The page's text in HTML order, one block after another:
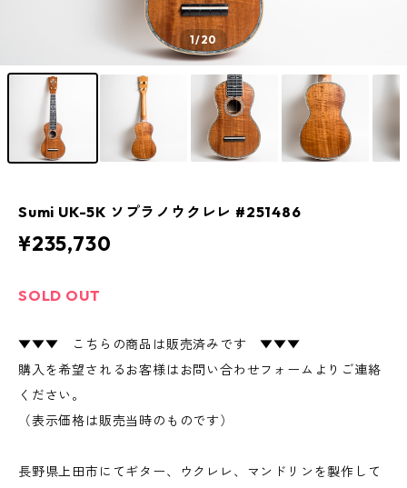
1/20
Sumi UK-5K ソプラノウクレレ #251486
¥235,730
SOLD OUT
▼▼▼ こちらの商品は販売済みです ▼▼▼
購入を希望されるお客様はお問い合わせフォームよりご連絡
ください。
（表示価格は販売当時のものです）
長野県上田市にてギター、ウクレレ、マンドリンを製作して